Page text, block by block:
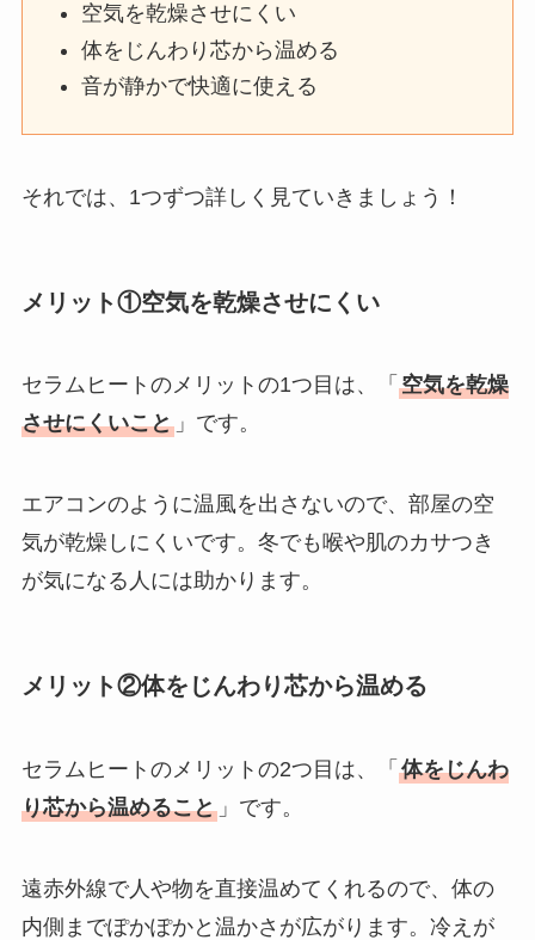
空気を乾燥させにくい
体をじんわり芯から温める
音が静かで快適に使える
それでは、1つずつ詳しく見ていきましょう！
メリット①空気を乾燥させにくい
セラムヒートのメリットの1つ目は、「 空気を乾燥
させにくいこと」です。
エアコンのように温風を出さないので、部屋の空
気が乾燥しにくいです。冬でも喉や肌のカサつき
が気になる人には助かります。
メリット②体をじんわり芯から温める
セラムヒートのメリットの2つ目は、「 体をじんわ
り芯から温めること」です。
遠赤外線で人や物を直接温めてくれるので、体の
内側までぽかぽかと温かさが広がります。冷えが